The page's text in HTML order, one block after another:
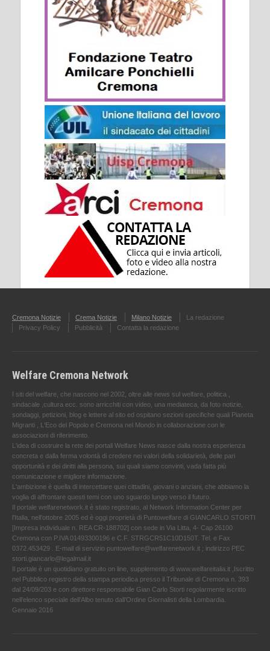
Cremona Notizie Crema Notizie Milano Notizie
La redazione
Privacy Policy
Pubblicità Contatta la redazione
Welfare Cremona Network
I siti del welfare, che nascono nel 2002, oltre alle news sul welfare, politica ,
sindacale ,cultura ecc. sono arricchiti con video, una mediateca, da foto notizie,
sondaggi, petizioni, blog e lettere al sito ed ospitano sezioni specifiche quali Pianeta
Migranti , L'Eco del Popolo e Cremona nel Mondo in collaborazione con le
associazioni di riferimento.
L'idea di costruire la rete dei portali Welfare News nasce dalla nostra esperienza
concreta e dalla ferma volontà di credere nei valori della solidarietà, delle pari
opportunità e dei diritti alla persona, sui quali siamo convinti, vada fatta più
comunicazione e migliore informazione.
L'ambizione è quella di intercettare quei cittadini, giovani o anziani, che abbiamo la
voglia di affrontare questi temi con uno sguardo lungo verso il futuro.
Il portale welfarenetwork.it è stato registrato, al Network Information Center per
l'Italia, nell’ottobre 2005 ed è oggi proprietà di Puntowelfare di GIANCARLO STORTI
[Impresa individuale n. REA CR-188702] con sede in Via Litta, 4- Cap 26100
Cremona con P.IVA 01493300196 e C.F. STRGCR51C10D150T. Tel. e Fax
0372.453429 . E-mail di servizio puntowelfare@welfarenetwork.it ; indirizzo PEC
storti.giancarlo@legalmail.it
Il portale è un quotidiano gratuito on line, supplemento di www.welfareitalia.it ,Iscritto
nel Pubblico registro della stampa periodica presso il Tribunale di Cremona n. 393
dal 24/09/203 e con direttore responsabile Gian Carlo Storti regolarmente iscritto
nell’elenco speciale dell’Albo tenuto dall’Ordine Giornalisti della Lombardia.
Gennaio 2016